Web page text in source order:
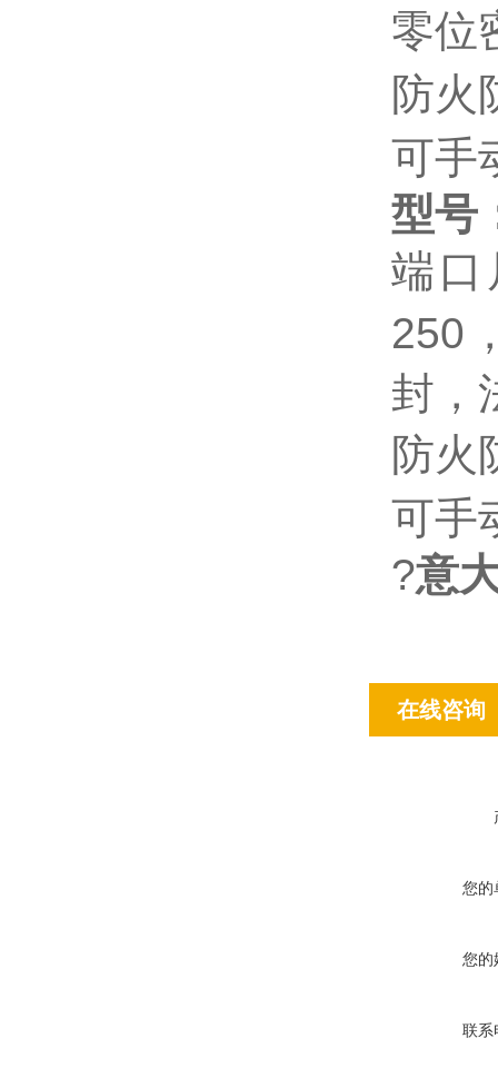
零位
防火
可手
型号
端口
250
封，
防火
可手
?意
在线咨询
您的
您的
联系